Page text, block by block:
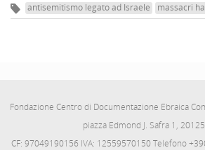
antisemitismo legato ad Israele massacri
Fondazione Centro di Documentazione Ebraica
piazza Edmond J. Safra 1,
CF: 97049190156 IVA: 12559570150 Telefono